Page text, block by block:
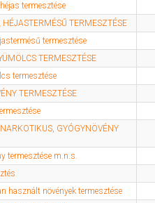
termesztése
HÉJASTERMÉSŰ TERMESZTÉSE
termesztése
TERMESZTÉSE
termesztése
TERMESZTÉSE
GYÓGYNÖVÉNY
termesztése m.n.s.
használt növények termesztése